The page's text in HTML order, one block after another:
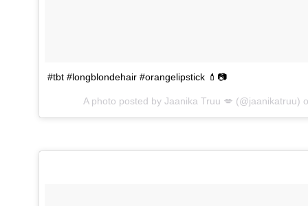
#tbt #longblondehair #orangelipstick 💄📷
A photo posted by Jaanika Truu 💋 (@jaanikatruu)